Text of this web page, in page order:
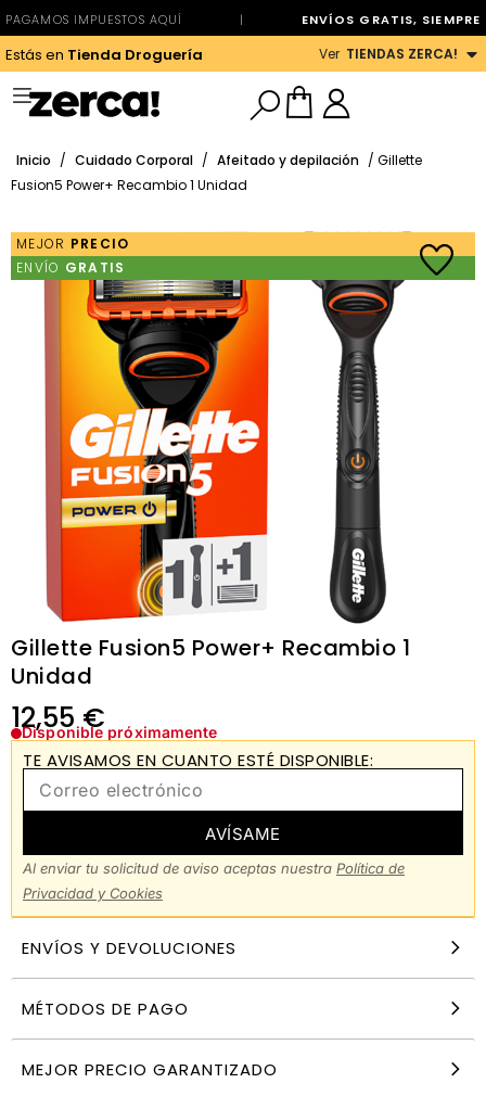
PAGAMOS IMPUESTOS AQUÍ | ENVÍOS GRATIS, SIEMPRE
Estás en Tienda Droguería Ver TIENDAS ZERCA!
Inicio / Cuidado Corporal / Afeitado y depilación / Gillette
Fusion5 Power+ Recambio 1 Unidad
MEJOR PRECIO
ENVÍO GRATIS
Gillette Fusion5 Power+ Recambio 1
Unidad
12,55€
Disponible próximamente
TE AVISAMOS EN CUANTO ESTÉ DISPONIBLE:
AVÍSAME
Al enviar tu solicitud de aviso aceptas nuestra Política de
Privacidad y Cookies
ENVÍOS Y DEVOLUCIONES
MÉTODOS DE PAGO
MEJOR PRECIO GARANTIZADO